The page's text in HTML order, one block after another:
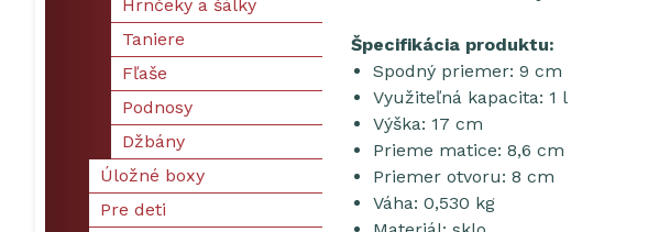
Špecifikácia produktu:
Spodný priemer: 9 cm
Využiteľná kapacita: 1 l
Výška: 17 cm
Prieme matice: 8,6 cm
Priemer otvoru: 8 cm
Váha: 0,530 kg
Hrnčeky a šálky
Taniere
Fľaše
Podnosy
Džbány
Úložné boxy
Pre deti